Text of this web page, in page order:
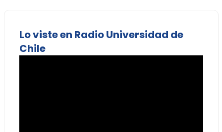
Lo viste en Radio Universidad de
Chile